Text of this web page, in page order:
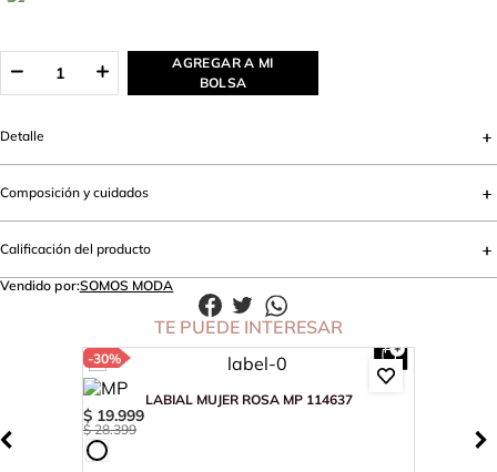
AGREGAR A MI
BOLSA
Detalle
Composición y cuidados
Calificación del producto
Vendido por:SOMOS MODA
TE PUEDE INTERESAR
-30%
LABIAL MUJER ROSA MP 114637
$ 19.999
$ 28.399